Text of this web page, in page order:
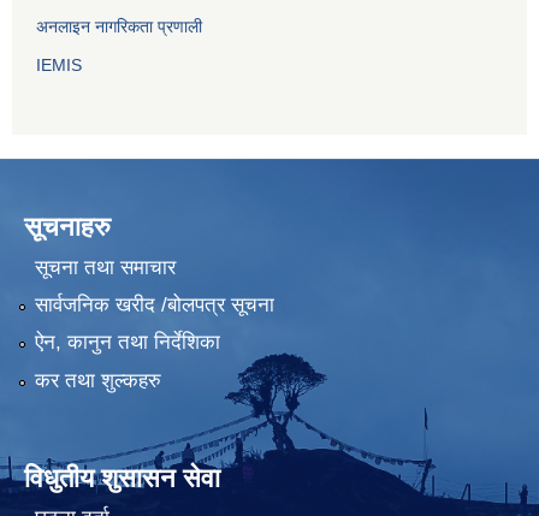
अनलाइन नागरिकता प्रणाली
IEMIS
सूचनाहरु
सूचना तथा समाचार
सार्वजनिक खरीद /बोलपत्र सूचना
ऐन, कानुन तथा निर्देशिका
कर तथा शुल्कहरु
विधुतीय शुसासन सेवा